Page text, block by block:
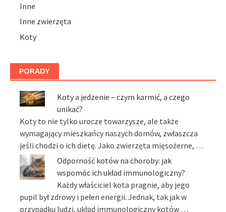
Inne
Inne zwierzęta
Koty
PORADY
Koty a jedzenie – czym karmić, a czego
unikać?
Koty to nie tylko urocze towarzysze, ale także
wymagający mieszkańcy naszych domów, zwłaszcza
jeśli chodzi o ich dietę. Jako zwierzęta mięsożerne, …
Odporność kotów na choroby: jak
wspomóc ich układ immunologiczny?
Każdy właściciel kota pragnie, aby jego
pupil był zdrowy i pełen energii. Jednak, tak jak w
przypadku ludzi, układ immunologiczny kotów …